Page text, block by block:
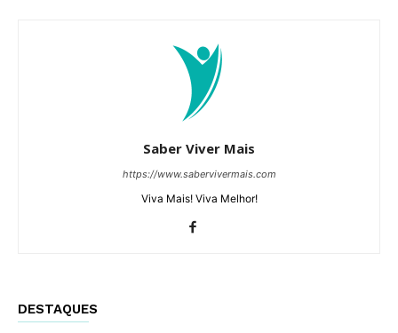
Saber Viver Mais
https://www.sabervivermais.com
Viva Mais! Viva Melhor!
DESTAQUES